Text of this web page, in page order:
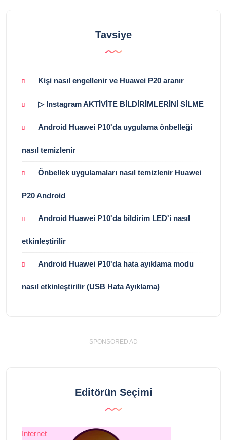
Tavsiye
Kişi nasıl engellenir ve Huawei P20 aranır
▷ Instagram AKTİVİTE BİLDİRİMLERİNİ SİLME
Android Huawei P10'da uygulama önbelleği
nasıl temizlenir
Önbellek uygulamaları nasıl temizlenir Huawei
P20 Android
Android Huawei P10'da bildirim LED'i nasıl
etkinleştirilir
Android Huawei P10'da hata ayıklama modu
nasıl etkinleştirilir (USB Hata Ayıklama)
- SPONSORED AD -
Editörün Seçimi
Internet